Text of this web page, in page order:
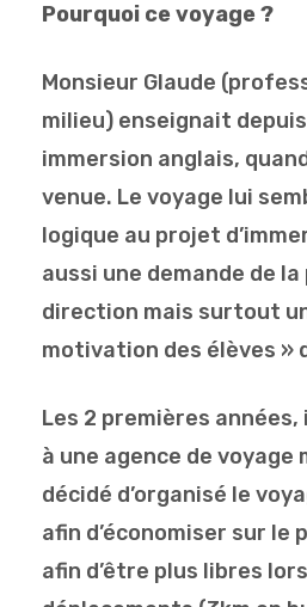
Pourquoi ce voyage ?
Monsieur Glaude
milieu) enseignait
immersion anglais,
venue. Le voyage lui
logique au projet
aussi une demande de
direction mais surtout
motivation des élèves »
Les 2 premières
à une agence de voyage
décidé d’organisé le
afin d’économiser sur
afin d’être plus libres